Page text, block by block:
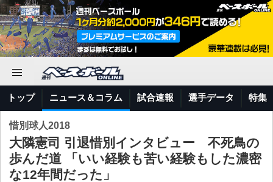
トップ ニュース＆コラム 試合速報 選手データ 特集
惜別球人2018
大隣憲司 引退惜別インタビュー 不死鳥の
歩んだ道 「いい経験も苦い経験もした濃密
な12年間だった」